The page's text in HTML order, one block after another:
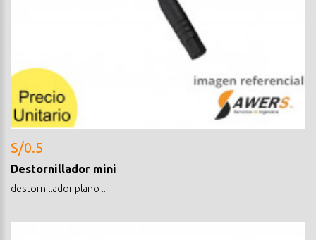
S/0.5
Destornillador mini
destornillador plano ..